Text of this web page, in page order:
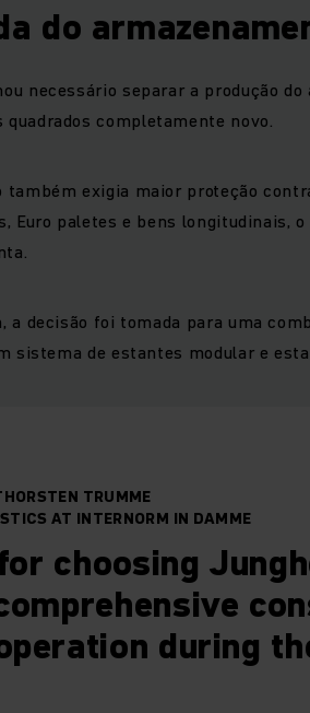
do
necessário separar a produção do
completamente novo.
exigia maior proteção
Euro paletes e bens longitudinais,
decisão foi tomada para uma
sistema de estantes modular e
TRUMME
AT INTERNORM IN DAMME
choosing
during